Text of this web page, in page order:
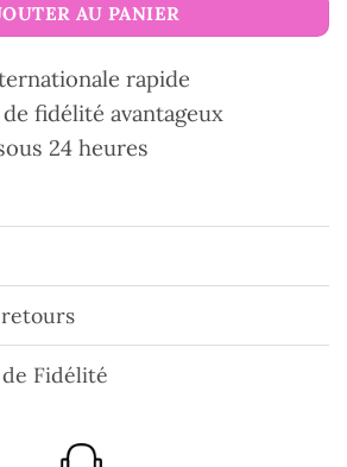
AU PANIER
rapide
fidélité avantageux
24 heures
Fidélité